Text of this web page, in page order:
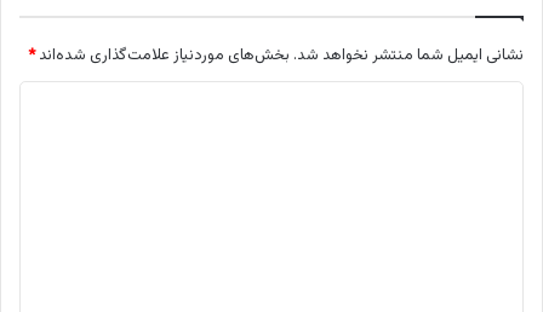
نشانی ایمیل شما منتشر نخواهد شد. بخش‌های موردنیاز علامت‌گذاری شده‌اند*